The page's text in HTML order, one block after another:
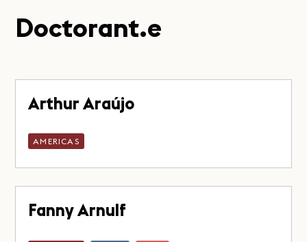
Doctorant.e
Arthur Araújo
AMERICAS
Fanny Arnulf